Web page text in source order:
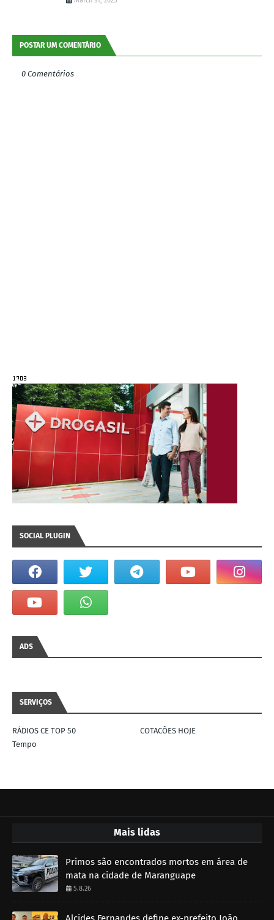
POSTAR UM COMENTÁRIO
0 Comentários
SOCIAL PLUGIN
ADS
SERVIÇOS
RÁDIOS CE TOP 50
COTACÕES HOJE
Tempo
Mais lidas
Primos são encontrados mortos em área de
mata na cidade de Maranguape
5.8.26